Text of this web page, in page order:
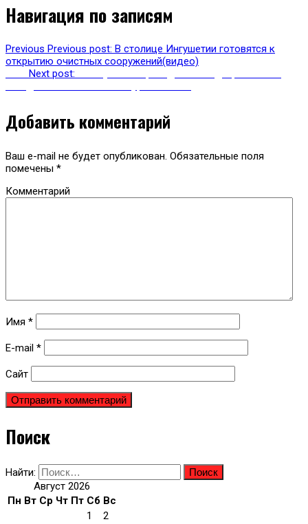
Навигация по записям
Previous Previous post: В столице Ингушетии готовятся к
открытию очистных сооружений(видео)
Next post:
Добавить комментарий
Ваш e-mail не будет опубликован. Обязательные поля
помечены *
Комментарий
Имя *
E-mail *
Сайт
Поиск
Найти:
Август 2026
Пн Вт Ср Чт Пт Сб Вс
1
2